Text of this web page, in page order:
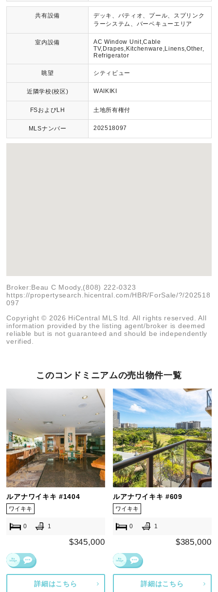
共有設備
デッキ、パティオ、プール、スプリンク
ラーシステム、バーベキューエリア
室内設備
AC Window Unit,Cable
TV,Drapes,Kitchenware,Linens,Other,
Refrigerator
眺望 シティビュー
近隣学校(校区) WAIKIKI
FSおよびLH 土地所有権付
MLSナンバー 202518097
Broker:Beau C Moody,(808) 222-0323
https://propertysearch.hicentral.com/HBR/ForSale/?/202518
097
Copyright © 2026 HiCentral MLS ltd. All rights reserved. All
information provided by the listing agent/broker is deemed
reliable but is not guaranteed and should be independently
verified.
このコンドミニアムの売出物件一覧
ルアナワイキキ #1404
ワイキキ
0 1
$345,000
詳細はこちら
ルアナワイキキ #609
ワイキキ
0 1
$385,000
詳細はこちら